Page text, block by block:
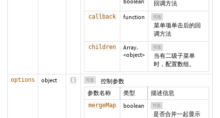
回调方法
callback function 可选
菜单项单击后的回
调方法
children
Array.
<object>
可选
当有二级子菜单
时，配置数组。
options object { } 可选
控制参数
参数名称
类型 描述信息
mergeMap boolean 可选
是否合并一起显示